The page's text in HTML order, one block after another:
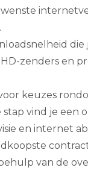
zenders en
keuzes
vind je een
en internet
van de